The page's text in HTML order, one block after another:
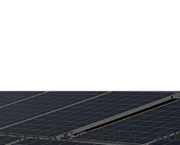
ANFRAGE SENDEN